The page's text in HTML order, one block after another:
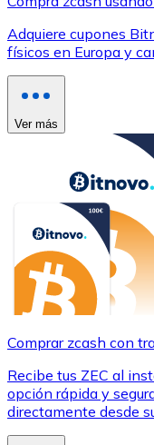
Adquiere cupones
físicos en Europa y
Ver más
Comprar zcash con
Recibe tus ZEC al
opción rápida y
directamente desde